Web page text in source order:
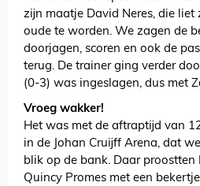
zijn maatje David Neres, die liet
oude te worden. We zagen de
doorjagen, scoren en ook de
terug. De trainer ging verder
(0-3) was ingeslagen, dus met
Vroeg wakker!
Het was met de aftraptijd van
in de Johan Cruijff Arena, dat
blik op de bank. Daar proostten
Quincy Promes met een